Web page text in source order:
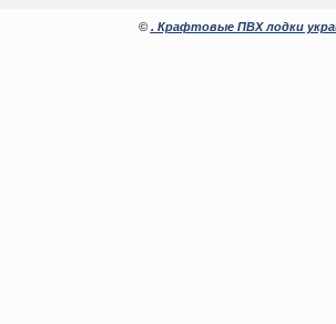
© . Крафтовые ПВХ лодки